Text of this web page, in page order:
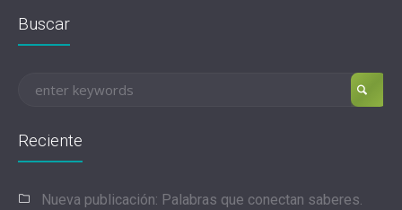
Buscar
Reciente
Nueva publicación: Palabras que conectan saberes.